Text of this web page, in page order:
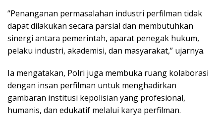
“Penanganan permasalahan industri perfilman tidak
dapat dilakukan secara parsial dan membutuhkan
sinergi antara pemerintah, aparat penegak hukum,
pelaku industri, akademisi, dan masyarakat,” ujarnya.
Ia mengatakan, Polri juga membuka ruang kolaborasi
dengan insan perfilman untuk menghadirkan
gambaran institusi kepolisian yang profesional,
humanis, dan edukatif melalui karya perfilman.